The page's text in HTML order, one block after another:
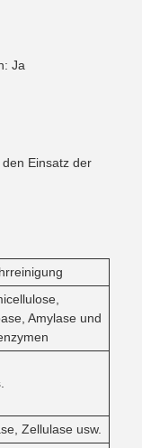
Ja
Einsatz der
Amylase und
Zellulase usw.